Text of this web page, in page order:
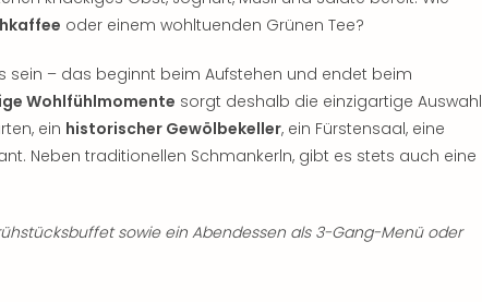
oder einem wohltuenden Grünen Tee?
sein – das beginnt beim Aufstehen und endet beim
Wohlfühlmomente sorgt deshalb die einzigartige Auswahl
ein historischer Gewölbekeller, ein Fürstensaal, eine
Neben traditionellen Schmankerln, gibt es stets auch eine
sowie ein Abendessen als 3-Gang-Menü oder